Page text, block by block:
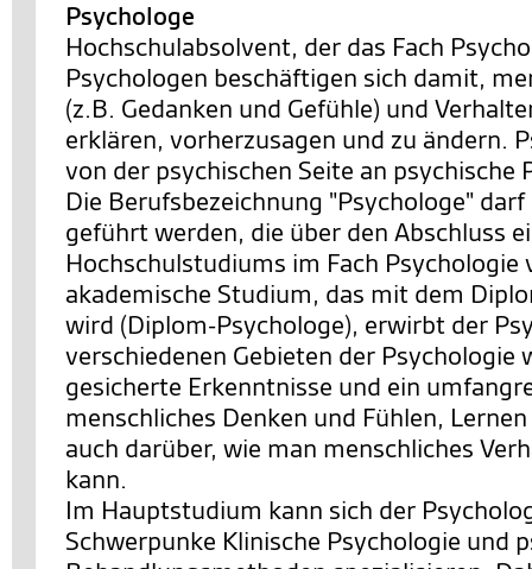
Psychologe
Hochschulabsolvent, der das Fach
Psychologen beschäftigen sich damit,
(z.B. Gedanken und Gefühle) und
erklären, vorherzusagen und zu ändern.
von der psychischen Seite an psychische
Die Berufsbezeichnung "Psychologe"
geführt werden, die über den Abschluss
Hochschulstudiums im Fach Psychologie
akademische Studium, das mit dem
wird (Diplom-Psychologe), erwirbt der
verschiedenen Gebieten der Psychologie
gesicherte Erkenntnisse und ein
menschliches Denken und Fühlen,
auch darüber, wie man menschliches
kann.
Im Hauptstudium kann sich der
Schwerpunke Klinische Psychologie und